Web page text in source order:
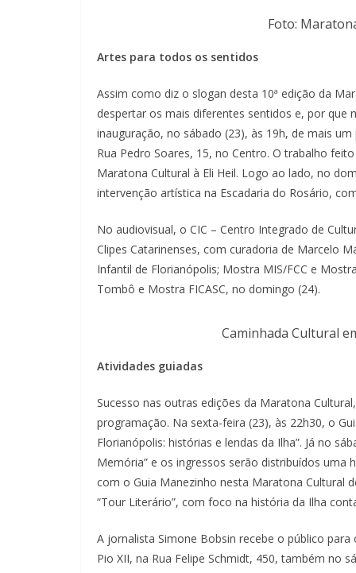
Foto:
Artes para todos os sentidos
Assim como diz o slogan desta 10ª edição da
despertar os mais diferentes sentidos e, por que
inauguração, no sábado (23), às 19h, de mais
Rua Pedro Soares, 15, no Centro. O trabalho
Maratona Cultural à Eli Heil. Logo ao lado, no
intervenção artística na Escadaria do Rosário,
No audiovisual, o CIC – Centro Integrado de
Clipes Catarinenses, com curadoria de Marcelo
Infantil de Florianópolis; Mostra MIS/FCC e
Tombô e Mostra FICASC, no domingo (24).
Caminhada Cultural
Atividades guiadas
Sucesso nas outras edições da Maratona
programação. Na sexta-feira (23), às 22h30, o
Florianópolis: histórias e lendas da Ilha”. Já no
Memória” e os ingressos serão distribuídos uma
com o Guia Manezinho nesta Maratona Cultural
“Tour Literário”, com foco na história da Ilha
A jornalista Simone Bobsin recebe o público
Pio XII, na Rua Felipe Schmidt, 450, também no